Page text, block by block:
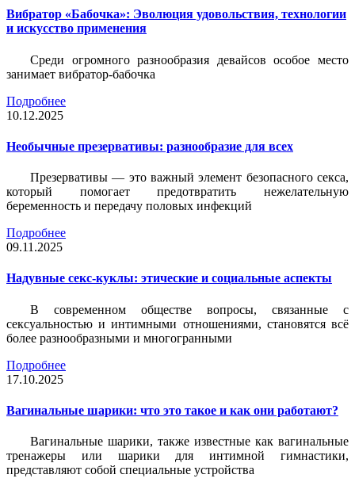
Вибратор «Бабочка»: Эволюция удовольствия, технологии
и искусство применения
Среди огромного разнообразия девайсов особое место
занимает вибратор-бабочка
Подробнее
10.12.2025
Необычные презервативы: разнообразие для всех
Презервативы — это важный элемент безопасного секса,
который помогает предотвратить нежелательную
беременность и передачу половых инфекций
Подробнее
09.11.2025
Надувные секс-куклы: этические и социальные аспекты
В современном обществе вопросы, связанные с
сексуальностью и интимными отношениями, становятся всё
более разнообразными и многогранными
Подробнее
17.10.2025
Вагинальные шарики: что это такое и как они работают?
Вагинальные шарики, также известные как вагинальные
тренажеры или шарики для интимной гимнастики,
представляют собой специальные устройства